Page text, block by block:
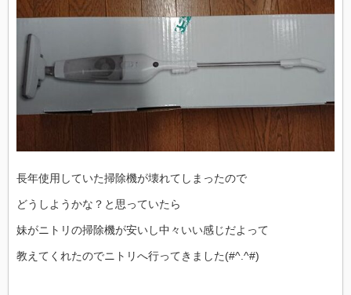
長年使用していた掃除機が壊れてしまったので
どうしようかな？と思っていたら
妹がニトリの掃除機が安いし中々いい感じだよって
教えてくれたのでニトリへ行ってきました(#^.^#)